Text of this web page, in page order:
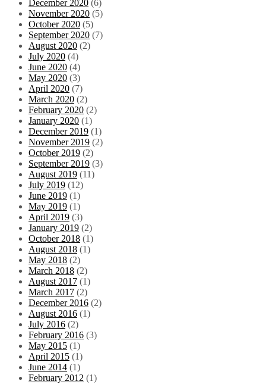
December 2020 (6)
November 2020 (5)
October 2020 (5)
September 2020 (7)
August 2020 (2)
July 2020 (4)
June 2020 (4)
May 2020 (3)
April 2020 (7)
March 2020 (2)
February 2020 (2)
January 2020 (1)
December 2019 (1)
November 2019 (2)
October 2019 (2)
September 2019 (3)
August 2019 (11)
July 2019 (12)
June 2019 (1)
May 2019 (1)
April 2019 (3)
January 2019 (2)
October 2018 (1)
August 2018 (1)
May 2018 (2)
March 2018 (2)
August 2017 (1)
March 2017 (2)
December 2016 (2)
August 2016 (1)
July 2016 (2)
February 2016 (3)
May 2015 (1)
April 2015 (1)
June 2014 (1)
February 2012 (1)